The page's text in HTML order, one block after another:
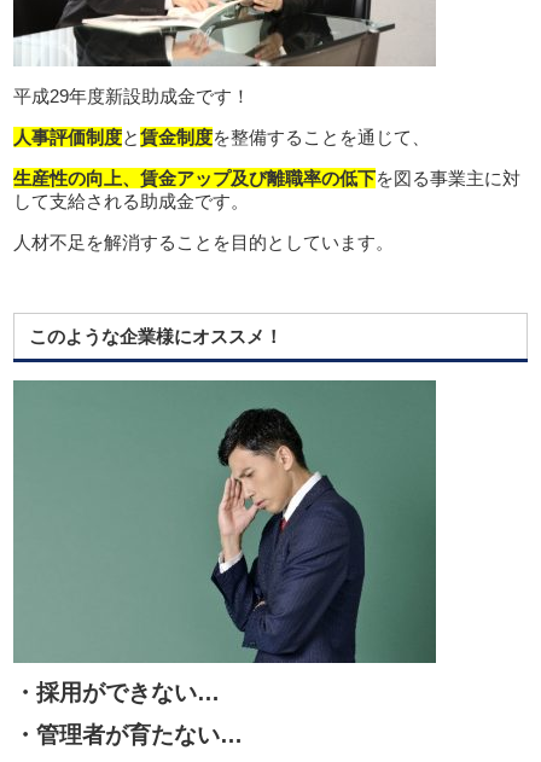
平成29年度新設助成金です！
人事評価制度と賃金制度を整備することを通じて、
生産性の向上、賃金アップ及び離職率の低下を図る事業主に対
して支給される助成金です。
人材不足を解消することを目的としています。
このような企業様にオススメ！
・採用ができない…
・管理者が育たない…